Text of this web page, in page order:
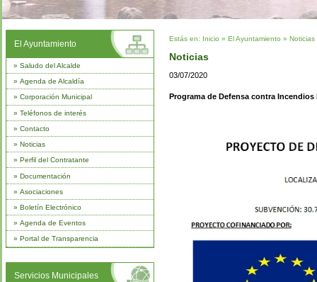
El Ayuntamiento
» Saludo del Alcalde
» Agenda de Alcaldía
» Corporación Municipal
» Teléfonos de interés
» Contacto
» Noticias
» Perfil del Contratante
» Documentación
» Asociaciones
» Boletín Electrónico
» Agenda de Eventos
» Portal de Transparencia
Servicios Municipales
Estás en: Inicio »El Ayuntamiento »Noticias
Noticias
03/07/2020
Programa de Defensa contra